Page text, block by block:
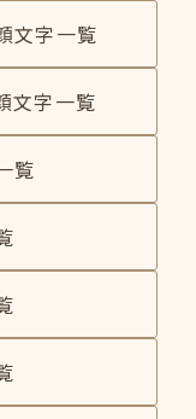
文字一覧
文字一覧
覧